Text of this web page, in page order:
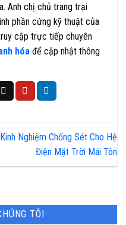
Anh chị chủ trang trại
phần cứng kỹ thuật của
cập trực tiếp chuyên
hóa để cập nhật thông
Kinh Nghiệm Chống Sét Cho Hệ
Điện Mặt Trời Mái Tôn
TÔI